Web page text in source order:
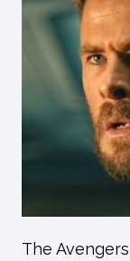
The